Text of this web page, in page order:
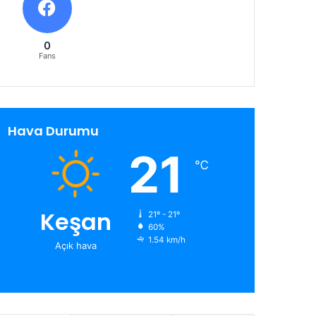
0
Fans
Hava Durumu
Keşan
Açık hava
21 ℃
21º - 21º
60%
1.54 km/h